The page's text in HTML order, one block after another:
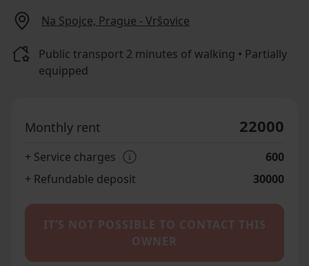
Na Spojce, Prague - Vršovice
Public transport 2 minutes of walking • Partially
equipped
Monthly rent 22000
+ Service charges
600
+ Refundable deposit
30000
IT’S NOT POSSIBLE TO CONTACT THIS
OWNER